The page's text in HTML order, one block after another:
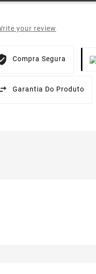
your review
Compra Segura
Garantia Do Produto